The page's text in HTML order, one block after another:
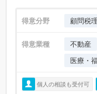
得意分野 顧問税
得意業種 不動産
医療・
個人の相談も受付可